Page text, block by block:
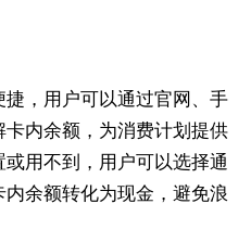
，用户可以通过官网、手
内余额，为消费计划提供
用不到，用户可以选择通
余额转化为现金，避免浪